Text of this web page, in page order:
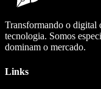
Transformando o digital
tecnologia. Somos
dominam o mercado.
Links